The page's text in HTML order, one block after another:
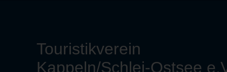
Touristikverein
Kappeln/Schlei-Ostsee